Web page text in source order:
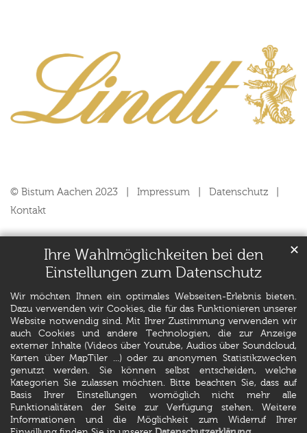
Ihre Wahlmöglichkeiten bei den
Einstellungen zum Datenschutz
Wir möchten Ihnen ein optimales Webseiten-Erlebnis bieten.
Dazu verwenden wir Cookies, die für das Funktionieren unserer
Website notwendig sind. Mit Ihrer Zustimmung verwenden wir
auch Cookies und andere Technologien, die zur Anzeige
externer Inhalte (Videos über Youtube, Audios über Soundcloud,
Karten über MapTiler ...) oder zu anonymen Statistikzwecken
genutzt werden. Sie können selbst entscheiden, welche
Kategorien Sie zulassen möchten. Bitte beachten Sie, dass auf
Basis Ihrer Einstellungen womöglich nicht mehr alle
Funktionalitäten der Seite zur Verfügung stehen. Weitere
Informationen und die Möglichkeit zum Widerruf Ihrer
✕
© Bistum Aachen 2023 Impressum
Datenschutz
Kontakt